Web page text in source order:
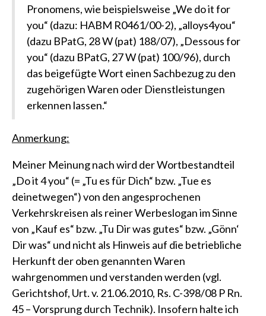
Pronomens, wie beispielsweise „We do it for
you“ (dazu: HABM R0461/00-2), „alloys4you“
(dazu BPatG, 28 W (pat) 188/07), „Dessous for
you“ (dazu BPatG, 27 W (pat) 100/96), durch
das beigefügte Wort einen Sachbezug zu den
zugehörigen Waren oder Dienstleistungen
erkennen lassen.“
Anmerkung:
Meiner Meinung nach wird der Wortbestandteil
„Do it 4 you“ (= „Tu es für Dich“ bzw. „Tue es
deinetwegen“) von den angesprochenen
Verkehrskreisen als reiner Werbeslogan im Sinne
von „Kauf es“ bzw. „Tu Dir was gutes“ bzw. „Gönn‘
Dir was“ und nicht als Hinweis auf die betriebliche
Herkunft der oben genannten Waren
wahrgenommen und verstanden werden (vgl.
Gerichtshof, Urt. v. 21.06.2010, Rs. C-398/08 P Rn.
45 – Vorsprung durch Technik). Insofern halte ich